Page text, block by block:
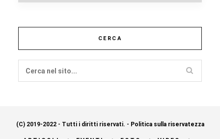
CERCA
(C) 2019-2022 - Tutti i diritti riservati. - Politica sulla riservatezza